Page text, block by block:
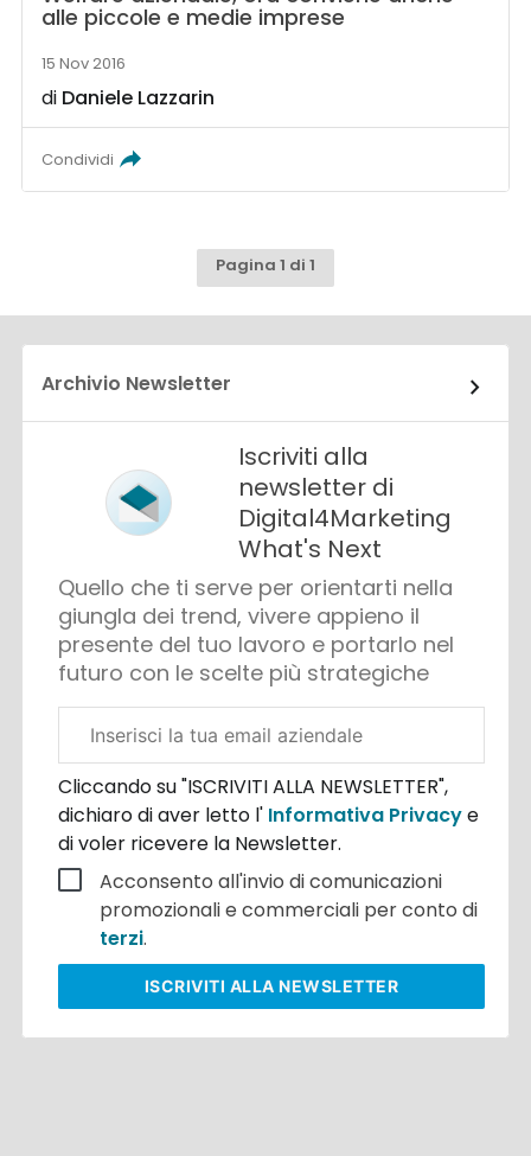
alle piccole e medie imprese
15 Nov 2016
di Daniele Lazzarin
Condividi
Pagina 1 di 1
Archivio Newsletter
Iscriviti alla
newsletter di
Digital4Marketing
What's Next
Quello che ti serve per orientarti nella
giungla dei trend, vivere appieno il
presente del tuo lavoro e portarlo nel
futuro con le scelte più strategiche
aziendale
Cliccando su "ISCRIVITI ALLA NEWSLETTER",
dichiaro di aver letto l' Informativa Privacye
di voler ricevere la Newsletter.
Acconsento all'invio di comunicazioni
promozionali e commerciali per conto di
terzi.
ISCRIVITI ALLA NEWSLETTER